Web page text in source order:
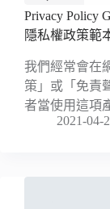
Privacy Policy
隱私權政策範
我們經常會在
策」或「免責
者當使用這項
2021-04-